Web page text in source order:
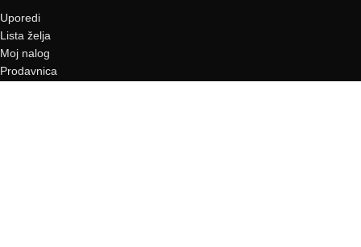
Uporedi
Lista želja
Moj nalog
Prodavnica